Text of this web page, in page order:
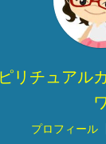
リチュアル
ワ
プロフィール